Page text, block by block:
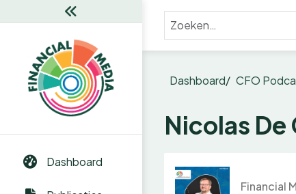
Dashboard
Dashboard CFO
Nicolas
Financial